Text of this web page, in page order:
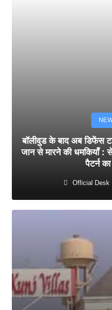
बॉलीवुड के बाद अब डिफेंस
जान से मारने की धमकियाँ :
पैटर्न
Official Desk